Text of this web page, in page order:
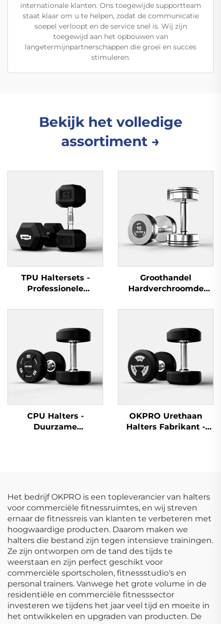
internationale klanten. Ons toegewijde supportteam
staat klaar om u te helpen, zodat de communicatie
soepel verloopt en de service snel is. Wij zijn
toegewijd aan het opbouwen van
langetermijnpartnerschappen die groei en succes
stimuleren.
Bekijk het volledige
assortiment →
TPU Haltersets -
Professionele
Groothandel
Hardverchroomde
Haltersets voor
Fitnessruimten
CPU Halters -
Duurzame
OKPRO Urethaan
Halters Fabrikant -
Het bedrijf OKPRO is een topleverancier van halters
voor commerciële fitnessruimtes, en wij streven
ernaar de fitnessreis van klanten te verbeteren met
hoogwaardige producten. Daarom maken we
halters die bestand zijn tegen intensieve trainingen.
Ze zijn ontworpen om de tand des tijds te
weerstaan en zijn perfect geschikt voor
commerciële sportscholen, fitnessstudio's en
personal trainers. Vanwege het grote volume in de
residentiële en commerciële fitnesssector
investeren we tijdens het jaar veel tijd en moeite in
het ontwikkelen en upgraden van producten. De